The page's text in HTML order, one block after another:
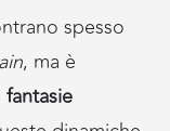
spesso
, ma è
fantasie